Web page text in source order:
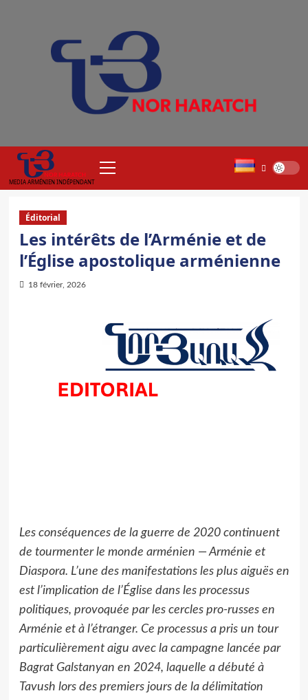
MEDIA ARMÉNIEN INDÉPENDANT
principal
Éditorial
Les intérêts de l’Arménie et de
l’Église apostolique arménienne
18 février, 2026
Les conséquences de la guerre de 2020 continuent
de tourmenter le monde arménien — Arménie et
Diaspora. L’une des manifestations les plus aiguës en
est l’implication de l’Église dans les processus
politiques, provoquée par les cercles pro-russes en
Arménie et à l’étranger. Ce processus a pris un tour
particulièrement aigu avec la campagne lancée par
Bagrat Galstanyan en 2024, laquelle a débuté à
Tavush lors des premiers jours de la délimitation